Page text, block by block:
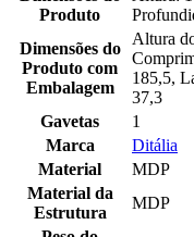
Produto
Dimensões do
Produto com
Embalagem
Altura
185,5,
37,3
Gavetas
1
Marca
Ditália
Material
MDP
Material da
Estrutura
MDP